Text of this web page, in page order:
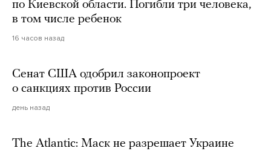
по Киевской области. Погибли три человека,
в том числе ребенок
16 часов назад
Сенат США одобрил законопроект
о санкциях против России
день назад
The Atlantic: Маск не разрешает Украине